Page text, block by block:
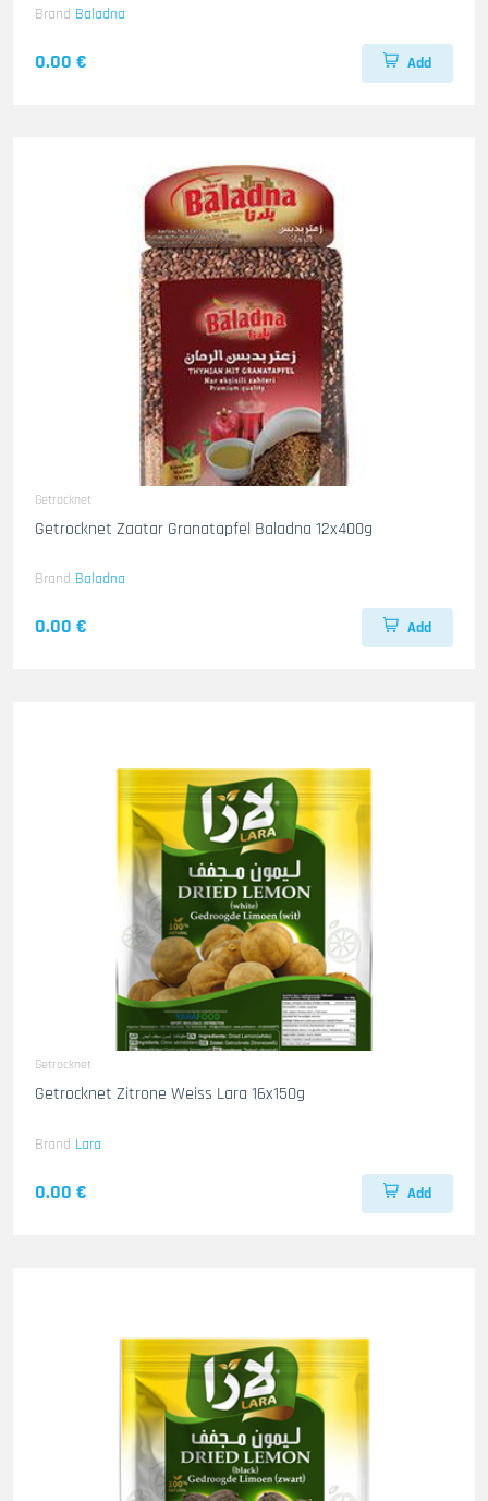
Brand Baladna
0.00 € Add
Getrocknet
Getrocknet Zaatar Granatapfel Baladna 12x400g
Brand Baladna
0.00 € Add
Getrocknet
Getrocknet Zitrone Weiss Lara 16x150g
Brand Lara
0.00 € Add